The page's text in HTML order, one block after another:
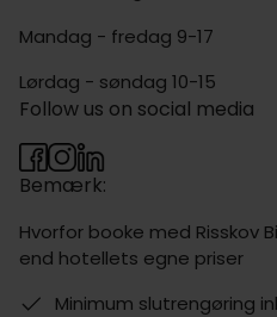
Mandag - fredag 9-17
Lørdag - søndag 10-15
Bemærk:
Hvorfor booke med Risskov
end hotellets egne priser
Minimum slutrengøring
Follow us on social media